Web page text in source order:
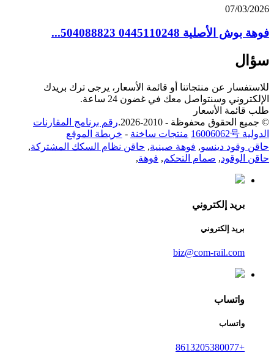
07/03/2026
فوهة بوش الأصلية 0445110248 504088823...
سؤال
للاستفسار عن منتجاتنا أو قائمة الأسعار، يرجى ترك بريدك
الإلكتروني وسنتواصل معك في غضون 24 ساعة.
طلب قائمة الأسعار
© جميع الحقوق محفوظة - 2010-2026.
رقم برنامج المقارنات
الدولية 16006062号
منتجات ساخنة - خريطة الموقع
حاقن وقود دينسو, فوهة صينية, حاقن نظام السكك المشتركة,
حاقن الوقود, صمام التحكم, فوهة,
بريد إلكتروني
بريد إلكتروني
biz@com-rail.com
واتساب
واتساب
+8613205380077